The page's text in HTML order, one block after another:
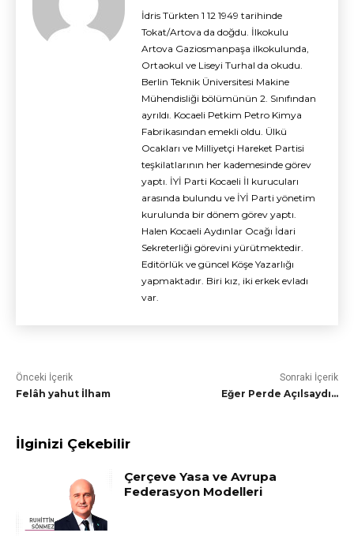
İdris Türkten 1 12 1949 tarihinde
Tokat/Artova da doğdu. İlkokulu
Artova Gaziosmanpaşa ilkokulunda,
Ortaokul ve Liseyi Turhal da okudu.
Berlin Teknik Üniversitesi Makine
Mühendisliği bölümünün 2. Sınıfından
ayrıldı. Kocaeli Petkim Petro Kimya
Fabrikasından emekli oldu. Ülkü
Ocakları ve Milliyetçi Hareket Partisi
teşkilatlarının her kademesinde görev
yaptı. İYİ Parti Kocaeli İl kurucuları
arasında bulundu ve İYİ Parti yönetim
kurulunda bir dönem görev yaptı.
Halen Kocaeli Aydınlar Ocağı İdari
Sekreterliği görevini yürütmektedir.
Editörlük ve güncel Köşe Yazarlığı
yapmaktadır. Biri kız, iki erkek evladı
var.
Önceki İçerik
Felâh yahut İlham
Sonraki İçerik
Eğer Perde Açılsaydı…
İlginizi Çekebilir
Çerçeve Yasa ve Avrupa
Federasyon Modelleri